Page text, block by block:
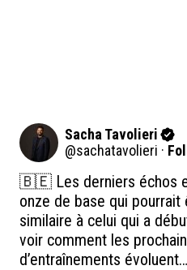
Sacha Tavolieri
@sachatavolieri ·
🇧🇪 Les derniers échos
onze de base qui
similaire à celui qui a
voir comment les
d’entraînements évoluent…